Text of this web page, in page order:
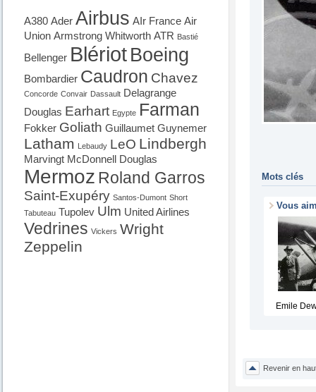
A380 Ader Airbus AIr France Air
Union Armstrong Whitworth ATR Bastié
Bellenger Blériot Boeing
Bombardier Caudron Chavez
Concorde Convair Dassault Delagrange
Douglas Earhart Egypte Farman
Fokker Goliath Guillaumet Guynemer
Latham Lebaudy LeO Lindbergh
Marvingt McDonnell Douglas
Mermoz Roland Garros
Saint-Exupéry Santos-Dumont Short
Tabuteau Tupolev Ulm United Airlines
Vedrines Vickers Wright
Zeppelin
Mots clés
Vous
Emile
Revenir en